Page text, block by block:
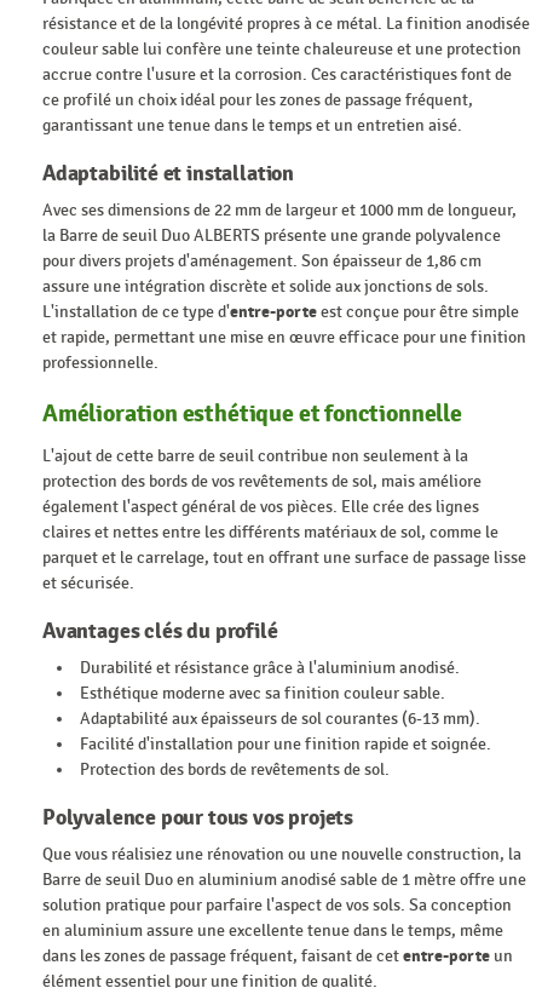
résistance et de la longévité propres à ce métal. La finition anodisée
couleur sable lui confère une teinte chaleureuse et une protection
accrue contre l'usure et la corrosion. Ces caractéristiques font de
ce profilé un choix idéal pour les zones de passage fréquent,
garantissant une tenue dans le temps et un entretien aisé.
Adaptabilité et installation
Avec ses dimensions de 22 mm de largeur et 1000 mm de longueur,
la Barre de seuil Duo ALBERTS présente une grande polyvalence
pour divers projets d'aménagement. Son épaisseur de 1,86 cm
assure une intégration discrète et solide aux jonctions de sols.
L'installation de ce type d'entre-porteest conçue pour être simple
et rapide, permettant une mise en œuvre efficace pour une finition
professionnelle.
Amélioration esthétique et fonctionnelle
L'ajout de cette barre de seuil contribue non seulement à la
protection des bords de vos revêtements de sol, mais améliore
également l'aspect général de vos pièces. Elle crée des lignes
claires et nettes entre les différents matériaux de sol, comme le
parquet et le carrelage, tout en offrant une surface de passage lisse
et sécurisée.
Avantages clés du profilé
Durabilité et résistance grâce à l'aluminium anodisé.
Esthétique moderne avec sa finition couleur sable.
Adaptabilité aux épaisseurs de sol courantes (6-13 mm).
Facilité d'installation pour une finition rapide et soignée.
Protection des bords de revêtements de sol.
Polyvalence pour tous vos projets
Que vous réalisiez une rénovation ou une nouvelle construction, la
Barre de seuil Duo en aluminium anodisé sable de 1 mètre offre une
solution pratique pour parfaire l'aspect de vos sols. Sa conception
en aluminium assure une excellente tenue dans le temps, même
dans les zones de passage fréquent, faisant de cetentre-porte un
élément essentiel pour une finition de qualité.